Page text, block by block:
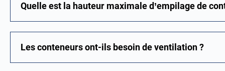
Quelle est la hauteur maximale d’empilage de
Les conteneurs ont-ils besoin de ventilation ?